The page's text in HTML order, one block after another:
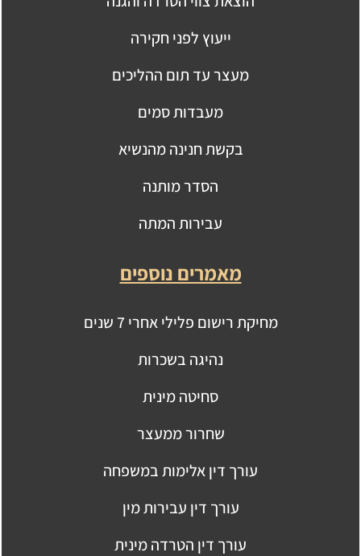
ייעוץ לפני חקירה
מעצר עד תום ההליכים
מעבדות סמים
בקשת חנינה מהנשיא
הסדר מותנה
עבירות המתה
מאמרים נוספים
מחיקת רישום פלילי אחרי 7 שנים
נהיגה בשכרות
סחיטה מינית
שחרור ממעצר
עורך דין אלימות במשפחה
עורך דין עבירות מין
עורך דין הטרדה מינית